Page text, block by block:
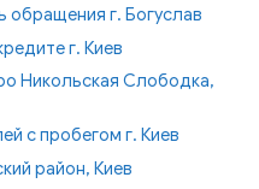
обращения г. Богуслав
г. Киев
Никольская Слободка,
с пробегом г. Киев
район, Киев